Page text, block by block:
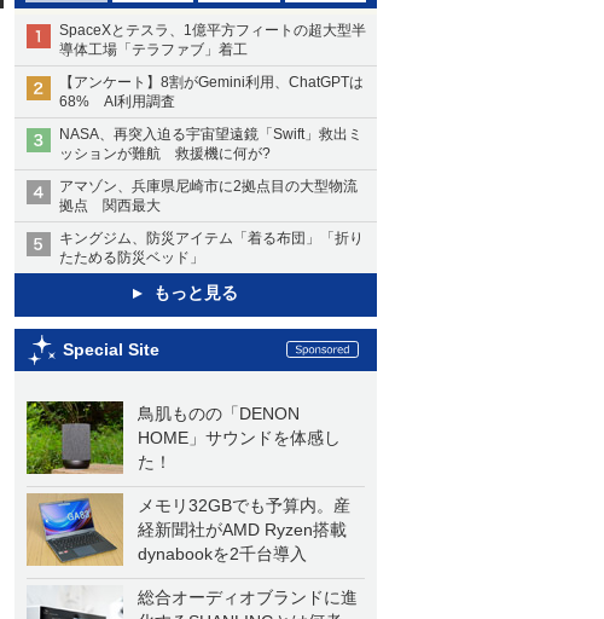
SpaceXとテスラ、1億平方フィートの超大型半
導体工場「テラファブ」着工
【アンケート】8割がGemini利用、ChatGPTは
68% AI利用調査
NASA、再突入迫る宇宙望遠鏡「Swift」救出ミ
ッションが難航 救援機に何が?
アマゾン、兵庫県尼崎市に2拠点目の大型物流
拠点 関西最大
キングジム、防災アイテム「着る布団」「折り
たためる防災ベッド」
もっと見る
Special Site
鳥肌ものの「DENON
HOME」サウンドを体感し
た！
メモリ32GBでも予算内。産
経新聞社がAMD Ryzen搭載
dynabookを2千台導入
総合オーディオブランドに進